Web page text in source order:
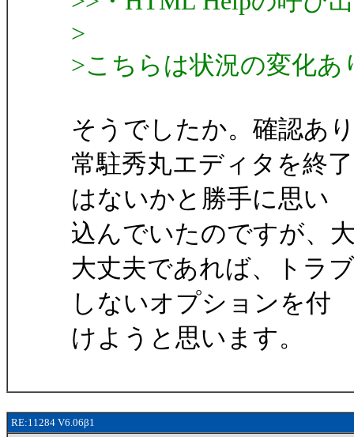
>
>こちらは状況の変化
そうでしたか。確認あ
常駐秀丸エディタを終
はないかと勝手に思い
込んでいたのですが、
大丈夫であれば、トラ
しないオプションを付
けようと思います。
RE:11284 V6.06β1